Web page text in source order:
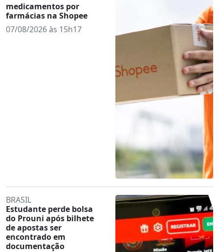
medicamentos por
farmácias na Shopee
07/08/2026 às 15h17
BRASIL
Estudante perde bolsa
do Prouni após bilhete
de apostas ser
encontrado em
documentação